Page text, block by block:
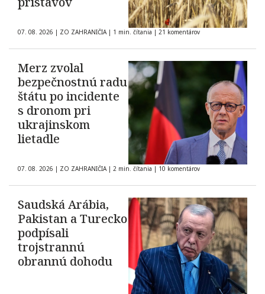
07. 08. 2026 | ZO ZAHRANIČIA | 1 min. čítania | 21 komentárov
Merz zvolal
bezpečnostnú radu
štátu po incidente
s dronom pri
ukrajinskom
lietadle
07. 08. 2026 | ZO ZAHRANIČIA | 2 min. čítania | 10 komentárov
Saudská Arábia,
Pakistan a Turecko
podpísali
trojstrannú
obrannú dohodu